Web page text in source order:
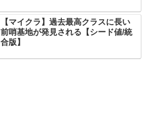
【マイクラ】過去最高クラスに長い
前哨基地が発見される【シード値/統
合版】